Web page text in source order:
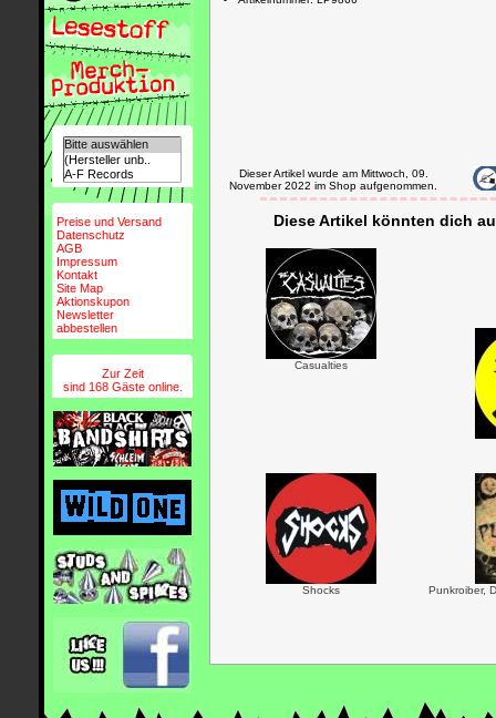
Preise und Versand
Datenschutz
AGB
Impressum
Kontakt
Site Map
Aktionskupon
Newsletter
abbestellen
Zur Zeit
sind 168 Gäste online.
Dieser Artikel wurde am Mittwoch, 09.
November 2022 im Shop aufgenommen.
Diese Artikel könnten dich
Casualties
Shocks Punkroiber,